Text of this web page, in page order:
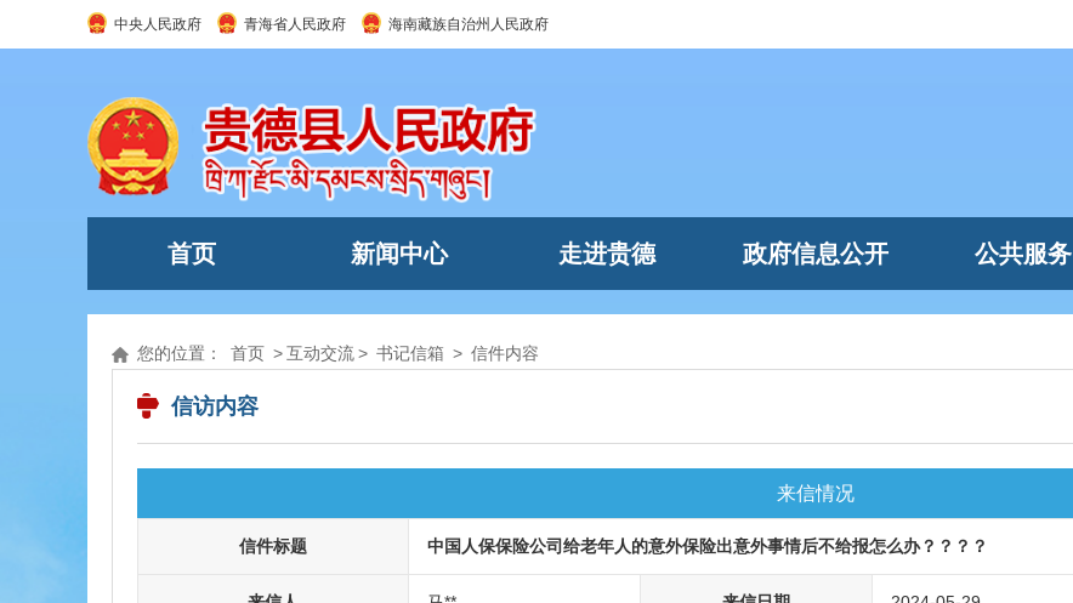
中央人民政府 青海省人民政府 海南藏族自治州人民政府
首页 新闻中心 走进贵德 政府信息公开 公共服务
您的位置： 首页 >互动交流> 书记信箱 > 信件内容
信访内容
来信情况
信件标题 中国人保保险公司给老年人的意外保险出意外事情后不给报怎么办？？？？